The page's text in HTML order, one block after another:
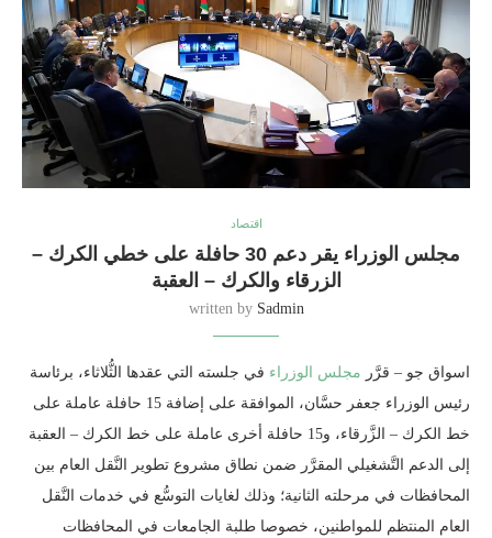
اقتصاد
مجلس الوزراء يقر دعم 30 حافلة على خطي الكرك –
الزرقاء والكرك – العقبة
written by Sadmin
اسواق جو – قرَّر مجلس الوزراء في جلسته التي عقدها الثُّلاثاء، برئاسة
رئيس الوزراء جعفر حسَّان، الموافقة على إضافة 15 حافلة عاملة على
خط الكرك – الزَّرقاء، و15 حافلة أخرى عاملة على خط الكرك – العقبة
إلى الدعم التَّشغيلي المقرَّر ضمن نطاق مشروع تطوير النَّقل العام بين
المحافظات في مرحلته الثانية؛ وذلك لغايات التوسُّع في خدمات النَّقل
العام المنتظم للمواطنين، خصوصا طلبة الجامعات في المحافظات